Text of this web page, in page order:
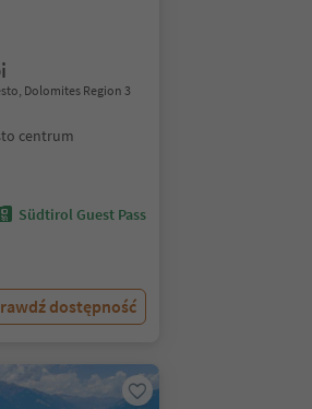
Dolomites Region 3
centrum
Südtirol Guest Pass
dostępność